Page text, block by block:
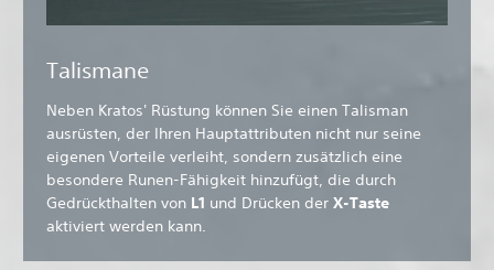
Talismane
Neben Kratos' Rüstung können Sie einen Talisman
ausrüsten, der Ihren Hauptattributen nicht nur seine
eigenen Vorteile verleiht, sondern zusätzlich eine
besondere Runen-Fähigkeit hinzufügt, die durch
Gedrückthalten von L1 und Drücken der X-Taste
aktiviert werden kann.